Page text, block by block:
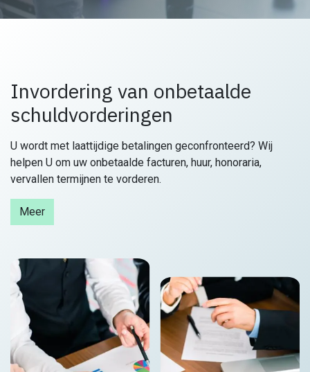
Invordering van onbetaalde
schuldvorderingen
U wordt met laattijdige betalingen geconfronteerd? Wij
helpen U om uw onbetaalde facturen, huur, honoraria,
vervallen termijnen te vorderen.
Meer